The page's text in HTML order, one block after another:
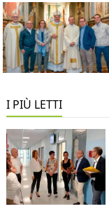
I PIÙ LETTI